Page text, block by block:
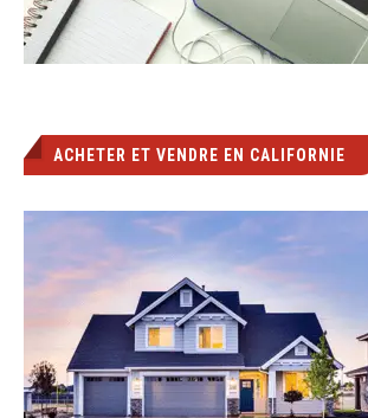
ACHETER ET VENDRE EN CALIFORNIE